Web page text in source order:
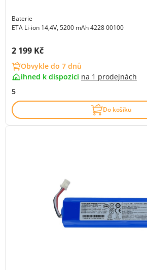
Baterie
ETA Li-ion 14,4V, 5200 mAh 4228 00100
Cena s DPH:
2 199 Kč
Obvykle do 7 dnů
ihned k dispozici na 1 prodejnách
5
Do košíku